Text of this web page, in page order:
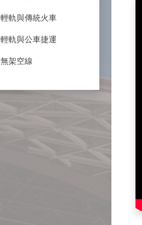
輕軌與傳統火車
輕軌與公車捷運
無架空線